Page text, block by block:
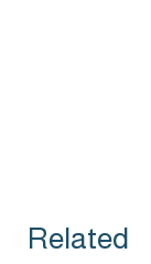
Related